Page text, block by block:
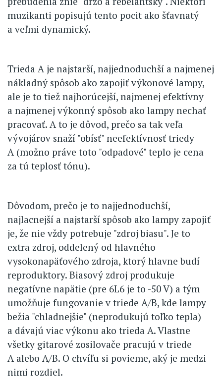
muzikanti popisujú tento pocit ako šťavnatý
a veľmi dynamický.
Trieda A je najstarší, najjednoduchší a najmenej
nákladný spôsob ako zapojiť výkonové lampy,
ale je to tiež najhorúcejší, najmenej efektívny
a najmenej výkonný spôsob ako lampy nechať
pracovať. A to je dôvod, prečo sa tak veľa
vývojárov snaží "obísť" neefektívnosť triedy
A (možno práve toto "odpadové" teplo je cena
za tú teplosť tónu).
Dôvodom, prečo je to najjednoduchší,
najlacnejší a najstarší spôsob ako lampy zapojiť
je, že nie vždy potrebuje "zdroj biasu". Je to
extra zdroj, oddelený od hlavného
vysokonapäťového zdroja, ktorý hlavne budí
reproduktory. Biasový zdroj produkuje
negatívne napätie (pre 6L6 je to -50 V) a tým
umožňuje fungovanie v triede A/B, kde lampy
bežia "chladnejšie" (neprodukujú toľko tepla)
a dávajú viac výkonu ako trieda A. Vlastne
všetky gitarové zosilovače pracujú v triede
A alebo A/B. O chvíľu si povieme, aký je medzi
nimi rozdiel.